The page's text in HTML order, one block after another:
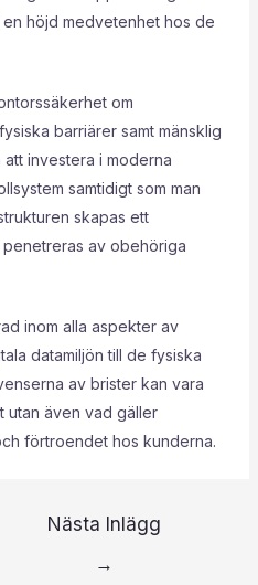
höjd medvetenhet hos de
om
barriärer samt mänsklig
investera i moderna
samtidigt som man
skapas ett
av obehöriga
inom alla aspekter av
datamiljön till de fysiska
av brister kan vara
utan även vad gäller
förtroendet hos kunderna.
Nästa Inlägg
→